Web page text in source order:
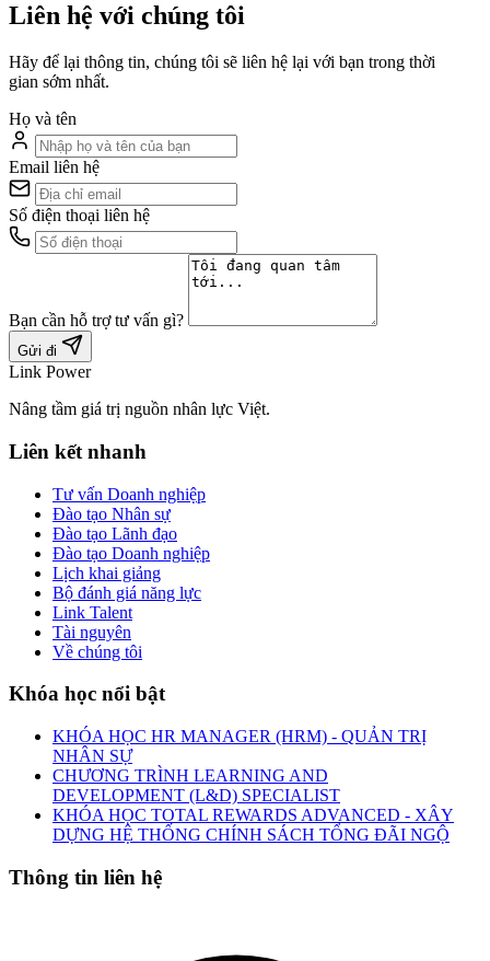
Liên hệ với chúng tôi
Hãy để lại thông tin, chúng tôi sẽ liên hệ lại với bạn trong thời
gian sớm nhất.
Họ và tên
Email liên hệ
Số điện thoại liên hệ
Bạn cần hỗ trợ tư vấn gì?
Gửi đi
Link Power
Nâng tầm giá trị nguồn nhân lực Việt.
Liên kết nhanh
Tư vấn Doanh nghiệp
Đào tạo Nhân sự
Đào tạo Lãnh đạo
Đào tạo Doanh nghiệp
Lịch khai giảng
Bộ đánh giá năng lực
Link Talent
Tài nguyên
Về chúng tôi
Khóa học nổi bật
KHÓA HỌC HR MANAGER (HRM) - QUẢN TRỊ
NHÂN SỰ
CHƯƠNG TRÌNH LEARNING AND
DEVELOPMENT (L&D) SPECIALIST
KHÓA HỌC TOTAL REWARDS ADVANCED - XÂY
DỰNG HỆ THỐNG CHÍNH SÁCH TỔNG ĐÃI NGỘ
Thông tin liên hệ